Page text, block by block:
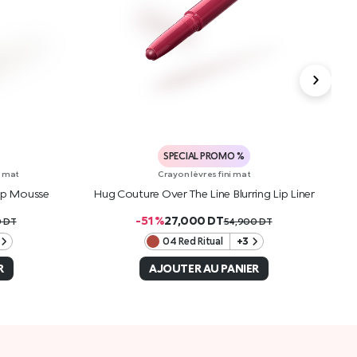
mat
Mousse
DT
SPECIAL PROMO %
Crayon lèvres fini mat
Hug Couture Over The Line Blurring Lip Liner
-51 %27,000 DT54,900DT
04 Red Ritual +3
AJOUTER AU PANIER